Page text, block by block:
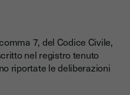
7, del Codice Civile,
nel registro tenuto
riportate le deliberazioni